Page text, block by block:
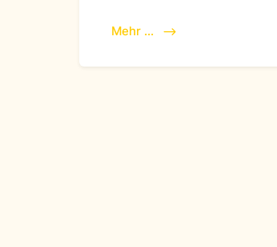
Mehr ...